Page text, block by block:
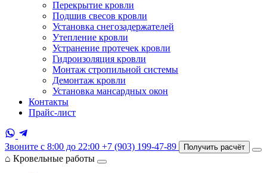
Перекрытие кровли
Подшив свесов кровли
Установка снегозадержателей
Утепление кровли
Устранение протечек кровли
Гидроизоляция кровли
Монтаж стропильной системы
Демонтаж кровли
Установка мансардных окон
Контакты
Прайс-лист
Звоните с 8:00 до 22:00 +7 (903) 199-47-89 Получить расчёт
⌂ Кровельные работы